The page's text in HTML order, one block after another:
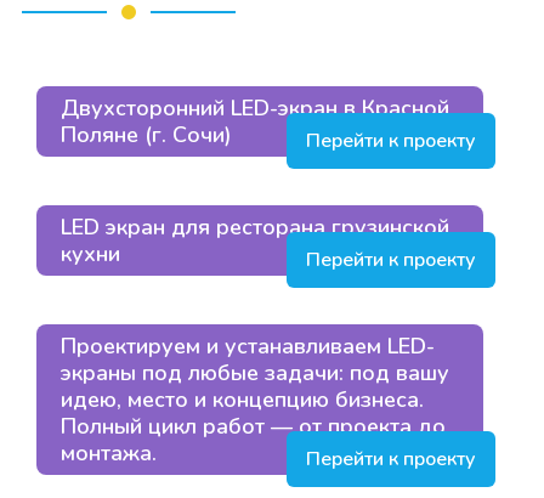
Двухсторонний LED-экран в Красной
Поляне (г. Сочи)
Перейти к проекту
LED экран для ресторана грузинской
кухни
Перейти к проекту
Проектируем и устанавливаем LED-
экраны под любые задачи: под вашу
идею, место и концепцию бизнеса.
Полный цикл работ — от проекта до
монтажа.
Перейти к проекту